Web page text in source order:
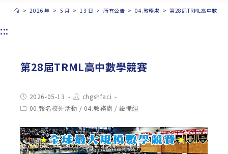
> 2026 年 > 5 月 > 13 日 > 所有公告 > 04.教務處 > 第28屆TRML高中數學
:::
第28屆TRML高中數學競賽
Post2026-05-13
Post
author:
chgshfaci
Post00.報名校外活動 / 04.教務處 / 設備組